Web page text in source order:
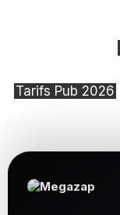
Tarifs Pub 2026